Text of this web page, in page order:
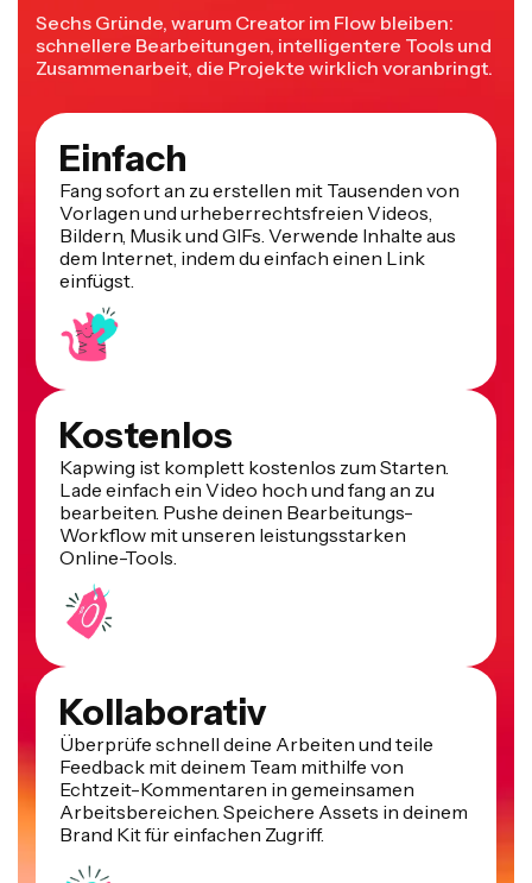
Sechs Gründe, warum Creator im Flow bleiben:
schnellere Bearbeitungen, intelligentere Tools und
Zusammenarbeit, die Projekte wirklich voranbringt.
Einfach
Fang sofort an zu erstellen mit Tausenden von
Vorlagen und urheberrechtsfreien Videos,
Bildern, Musik und GIFs. Verwende Inhalte aus
dem Internet, indem du einfach einen Link
einfügst.
Kostenlos
Kapwing ist komplett kostenlos zum Starten.
Lade einfach ein Video hoch und fang an zu
bearbeiten. Pushe deinen Bearbeitungs-
Workflow mit unseren leistungsstarken
Online-Tools.
Kollaborativ
Überprüfe schnell deine Arbeiten und teile
Feedback mit deinem Team mithilfe von
Echtzeit-Kommentaren in gemeinsamen
Arbeitsbereichen. Speichere Assets in deinem
Brand Kit für einfachen Zugriff.